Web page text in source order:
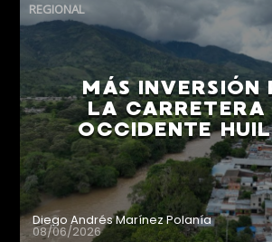
REGIONAL
MÁS INVERSIÓN
LA CARRETERA
OCCIDENTE
Diego Andrés Marínez Polanía
08/06/2026